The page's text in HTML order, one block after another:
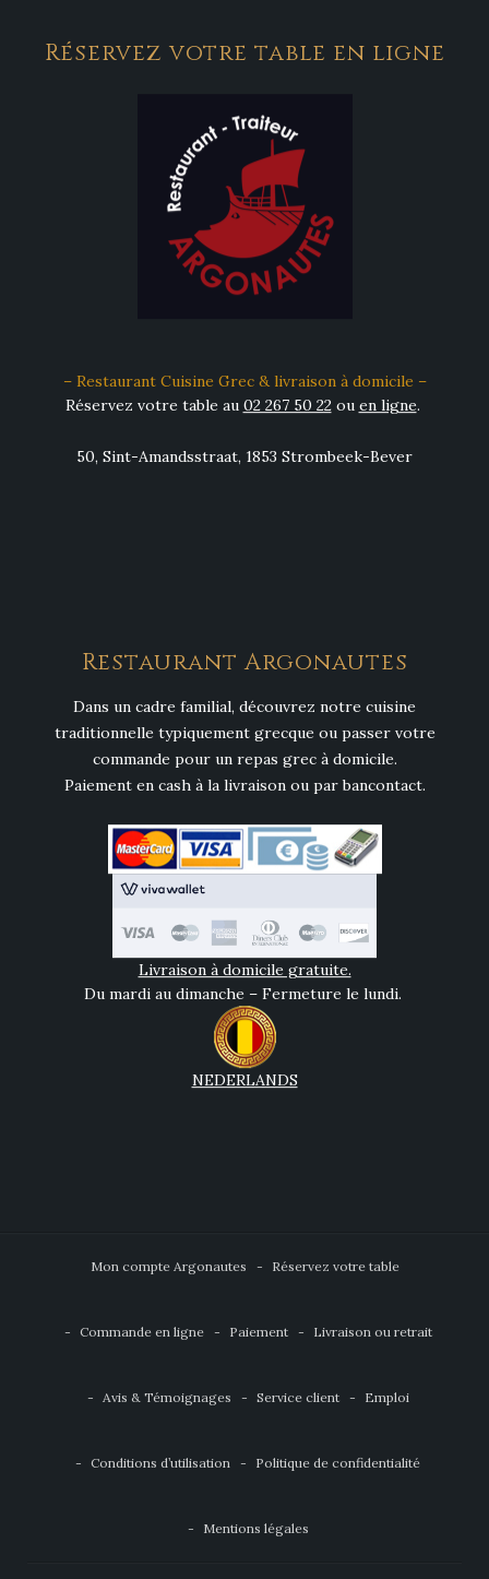
Réservez votre table en ligne
– Restaurant Cuisine Grec & livraison à domicile –
Réservez votre table au 02 267 50 22ou en ligne.
50, Sint-Amandsstraat, 1853 Strombeek-Bever
Restaurant Argonautes
Dans un cadre familial, découvrez notre cuisine
traditionnelle typiquement grecque ou passer votre
commande pour un repas grec à domicile.
Paiement en cash à la livraison ou par bancontact.
Livraison à domicile gratuite.
Du mardi au dimanche – Fermeture le lundi.
NEDERLANDS
Mon compte Argonautes Réservez votre table
Commande en ligne Paiement Livraison ou retrait
Avis & Témoignages Service client Emploi
Conditions d’utilisation Politique de confidentialité
Mentions légales